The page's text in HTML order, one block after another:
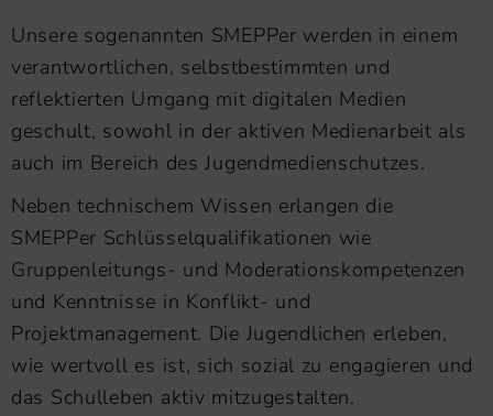
Unsere sogenannten SMEPPer werden in einem
verantwortlichen, selbstbestimmten und
reflektierten Umgang mit digitalen Medien
geschult, sowohl in der aktiven Medienarbeit als
auch im Bereich des Jugendmedienschutzes.
Neben technischem Wissen erlangen die
SMEPPer Schlüsselqualifikationen wie
Gruppenleitungs- und Moderationskompetenzen
und Kenntnisse in Konflikt- und
Projektmanagement. Die Jugendlichen erleben,
wie wertvoll es ist, sich sozial zu engagieren und
das Schulleben aktiv mitzugestalten.